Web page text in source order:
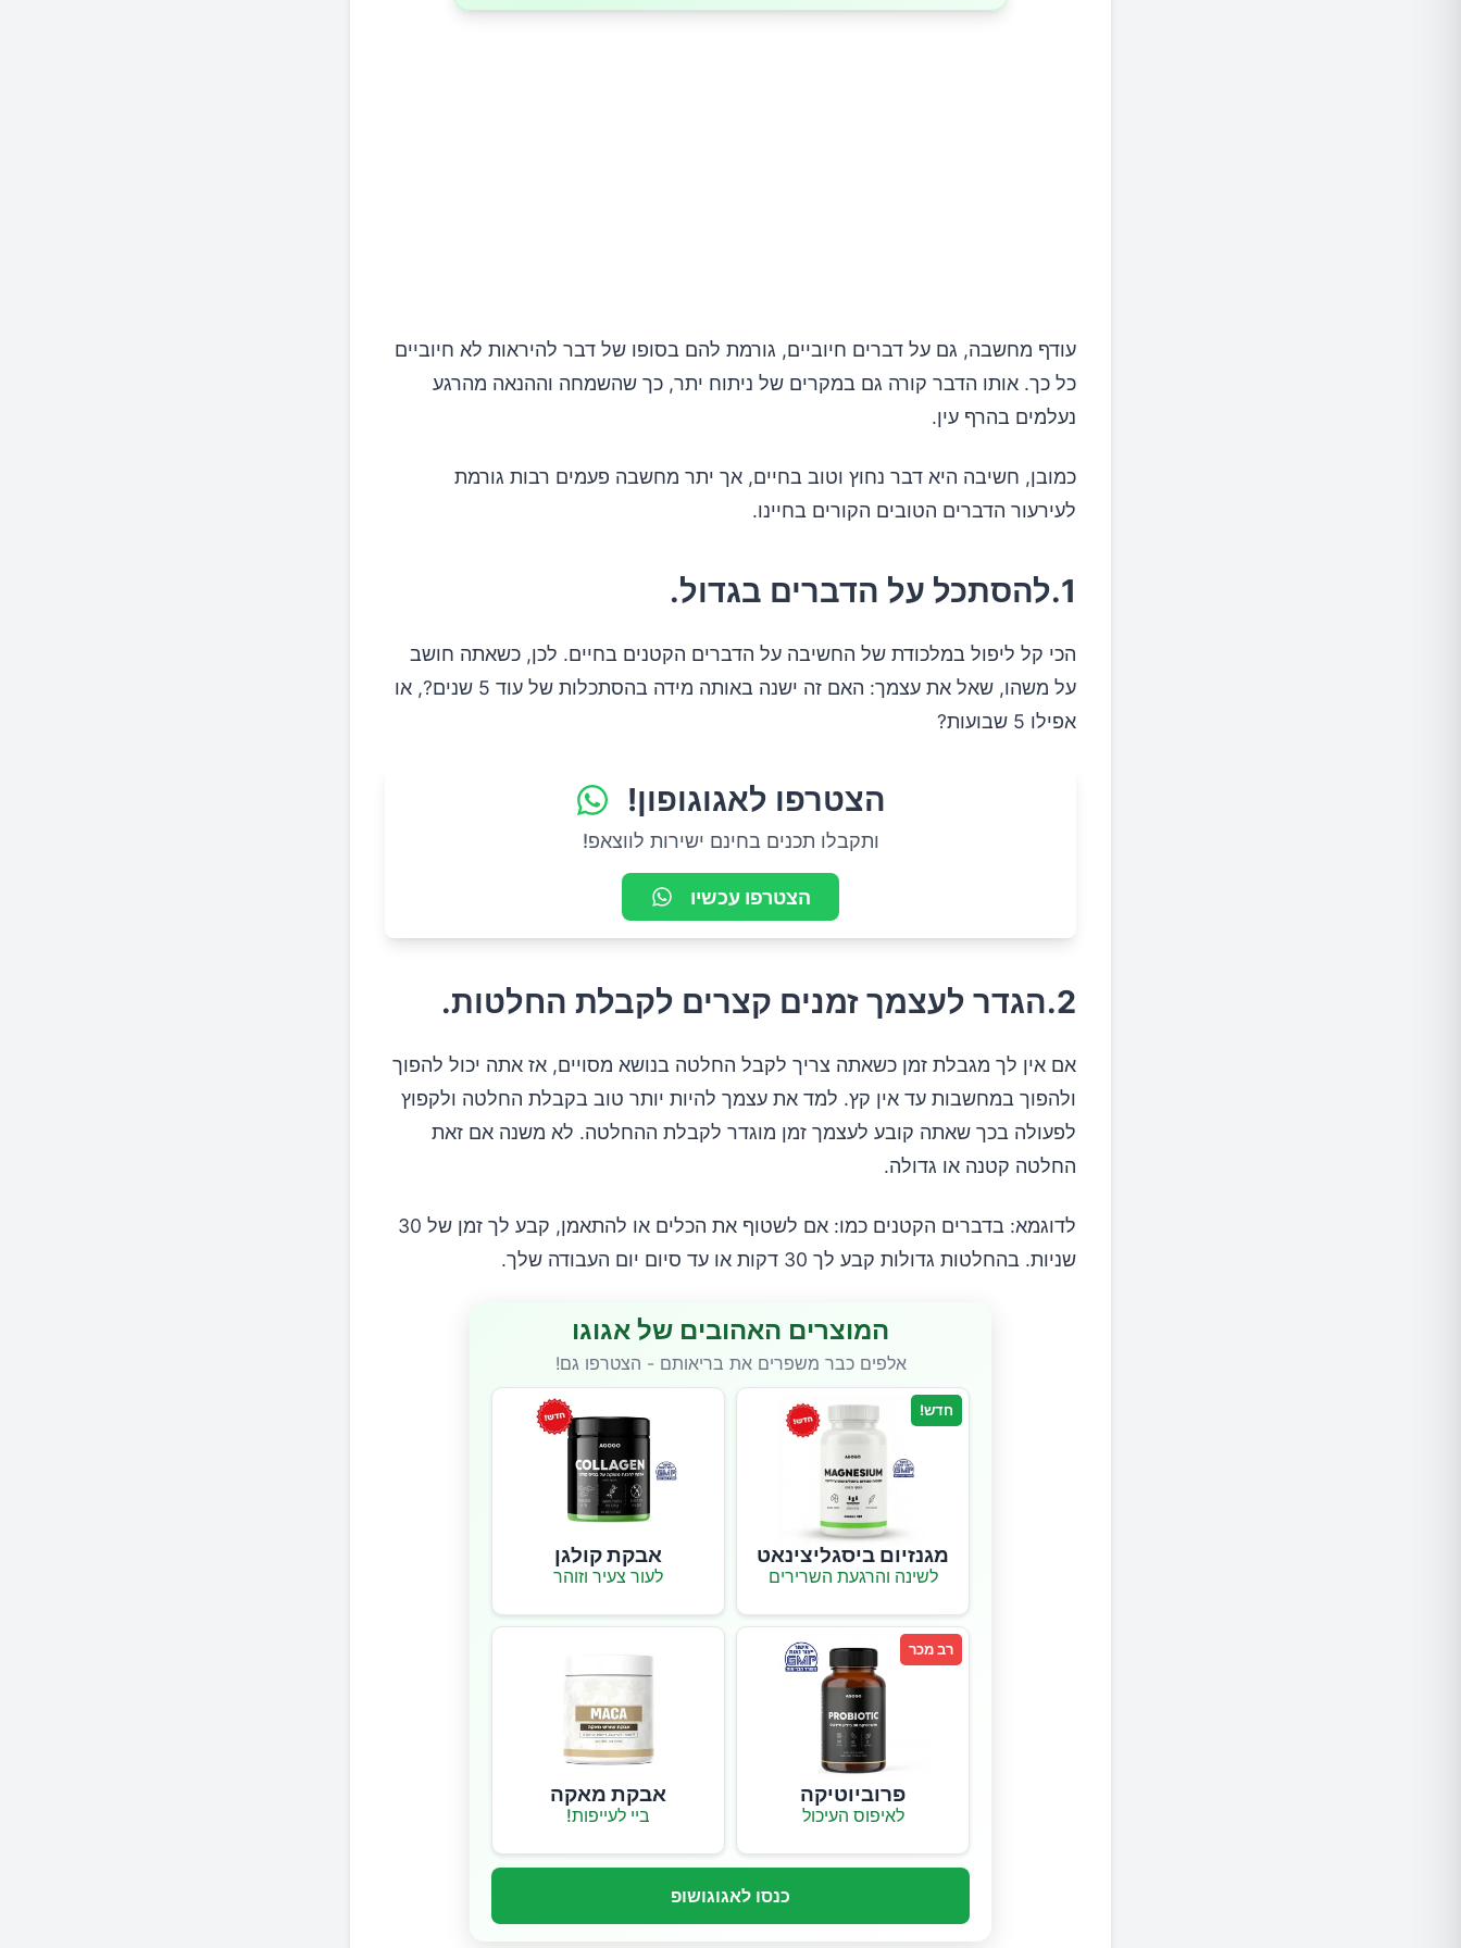
עודף מחשבה, גם על דברים חיוביים, גורמת להם בסופו של דבר להיראות לא חיוביים
כל כך. אותו הדבר קורה גם במקרים של ניתוח יתר, כך שהשמחה וההנאה מהרגע
נעלמים בהרף עין.
כמובן, חשיבה היא דבר נחוץ וטוב בחיים, אך יתר מחשבה פעמים רבות גורמת
לעירעור הדברים הטובים הקורים בחיינו.
1.להסתכל על הדברים בגדול.
הכי קל ליפול במלכודת של החשיבה על הדברים הקטנים בחיים. לכן, כשאתה חושב
על משהו, שאל את עצמך: האם זה ישנה באותה מידה בהסתכלות של עוד 5 שנים?, או
אפילו 5 שבועות?
הצטרפו לאגוגופון!
ותקבלו תכנים בחינם ישירות לווצאפ!
הצטרפו עכשיו
2.הגדר לעצמך זמנים קצרים לקבלת החלטות.
אם אין לך מגבלת זמן כשאתה צריך לקבל החלטה בנושא מסויים, אז אתה יכול להפוך
ולהפוך במחשבות עד אין קץ. למד את עצמך להיות יותר טוב בקבלת החלטה ולקפוץ
לפעולה בכך שאתה קובע לעצמך זמן מוגדר לקבלת ההחלטה. לא משנה אם זאת
החלטה קטנה או גדולה.
לדוגמא: בדברים הקטנים כמו: אם לשטוף את הכלים או להתאמן, קבע לך זמן של 30
שניות. בהחלטות גדולות קבע לך 30 דקות או עד סיום יום העבודה שלך.
המוצרים האהובים של אגוגו
אלפים כבר משפרים את בריאותם - הצטרפו גם!
חדש!
מגנזיום ביסגליצינאט
לשינה והרגעת השרירים
אבקת קולגן
לעור צעיר וזוהר
רב מכר
פרוביוטיקה
לאיפוס העיכול
אבקת מאקה
ביי לעייפות!
כנסו לאגוגושופ